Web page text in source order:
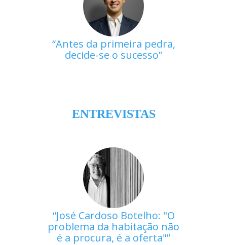
Antes da primeira pedra,
decide-se o sucesso
ENTREVISTAS
José Cardoso Botelho: "O
problema da habitação não
é a procura, é a oferta"